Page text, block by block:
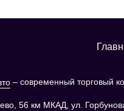
– современный торговый
56 км МКАД, ул.